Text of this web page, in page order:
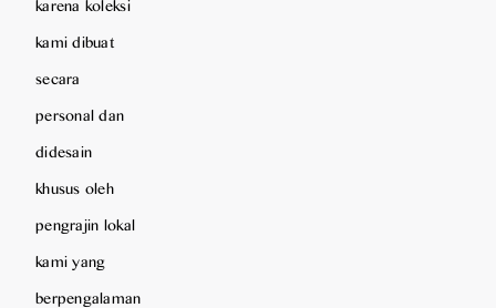
kami dibuat
secara
personal dan
didesain
khusus oleh
pengrajin lokal
kami yang
berpengalaman